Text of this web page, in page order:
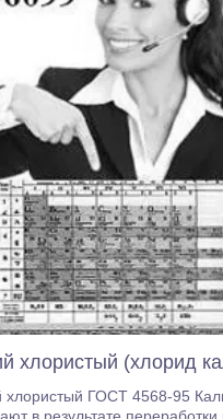
хлористый (хлорид
ГОСТ 4568-95 Калий хлористый